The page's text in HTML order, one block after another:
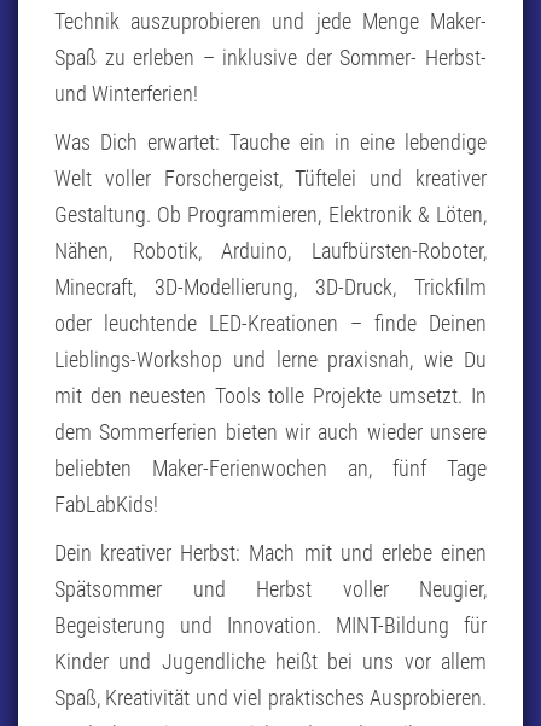
Technik auszuprobieren und jede Menge Maker-
Spaß zu erleben – inklusive der Sommer- Herbst-
und Winterferien!
Was Dich erwartet: Tauche ein in eine lebendige
Welt voller Forschergeist, Tüftelei und kreativer
Gestaltung. Ob Programmieren, Elektronik & Löten,
Nähen, Robotik, Arduino, Laufbürsten-Roboter,
Minecraft, 3D-Modellierung, 3D-Druck, Trickfilm
oder leuchtende LED-Kreationen – finde Deinen
Lieblings-Workshop und lerne praxisnah, wie Du
mit den neuesten Tools tolle Projekte umsetzt. In
dem Sommerferien bieten wir auch wieder unsere
beliebten Maker-Ferienwochen an, fünf Tage
FabLabKids!
Dein kreativer Herbst: Mach mit und erlebe einen
Spätsommer und Herbst voller Neugier,
Begeisterung und Innovation. MINT-Bildung für
Kinder und Jugendliche heißt bei uns vor allem
Spaß, Kreativität und viel praktisches Ausprobieren.